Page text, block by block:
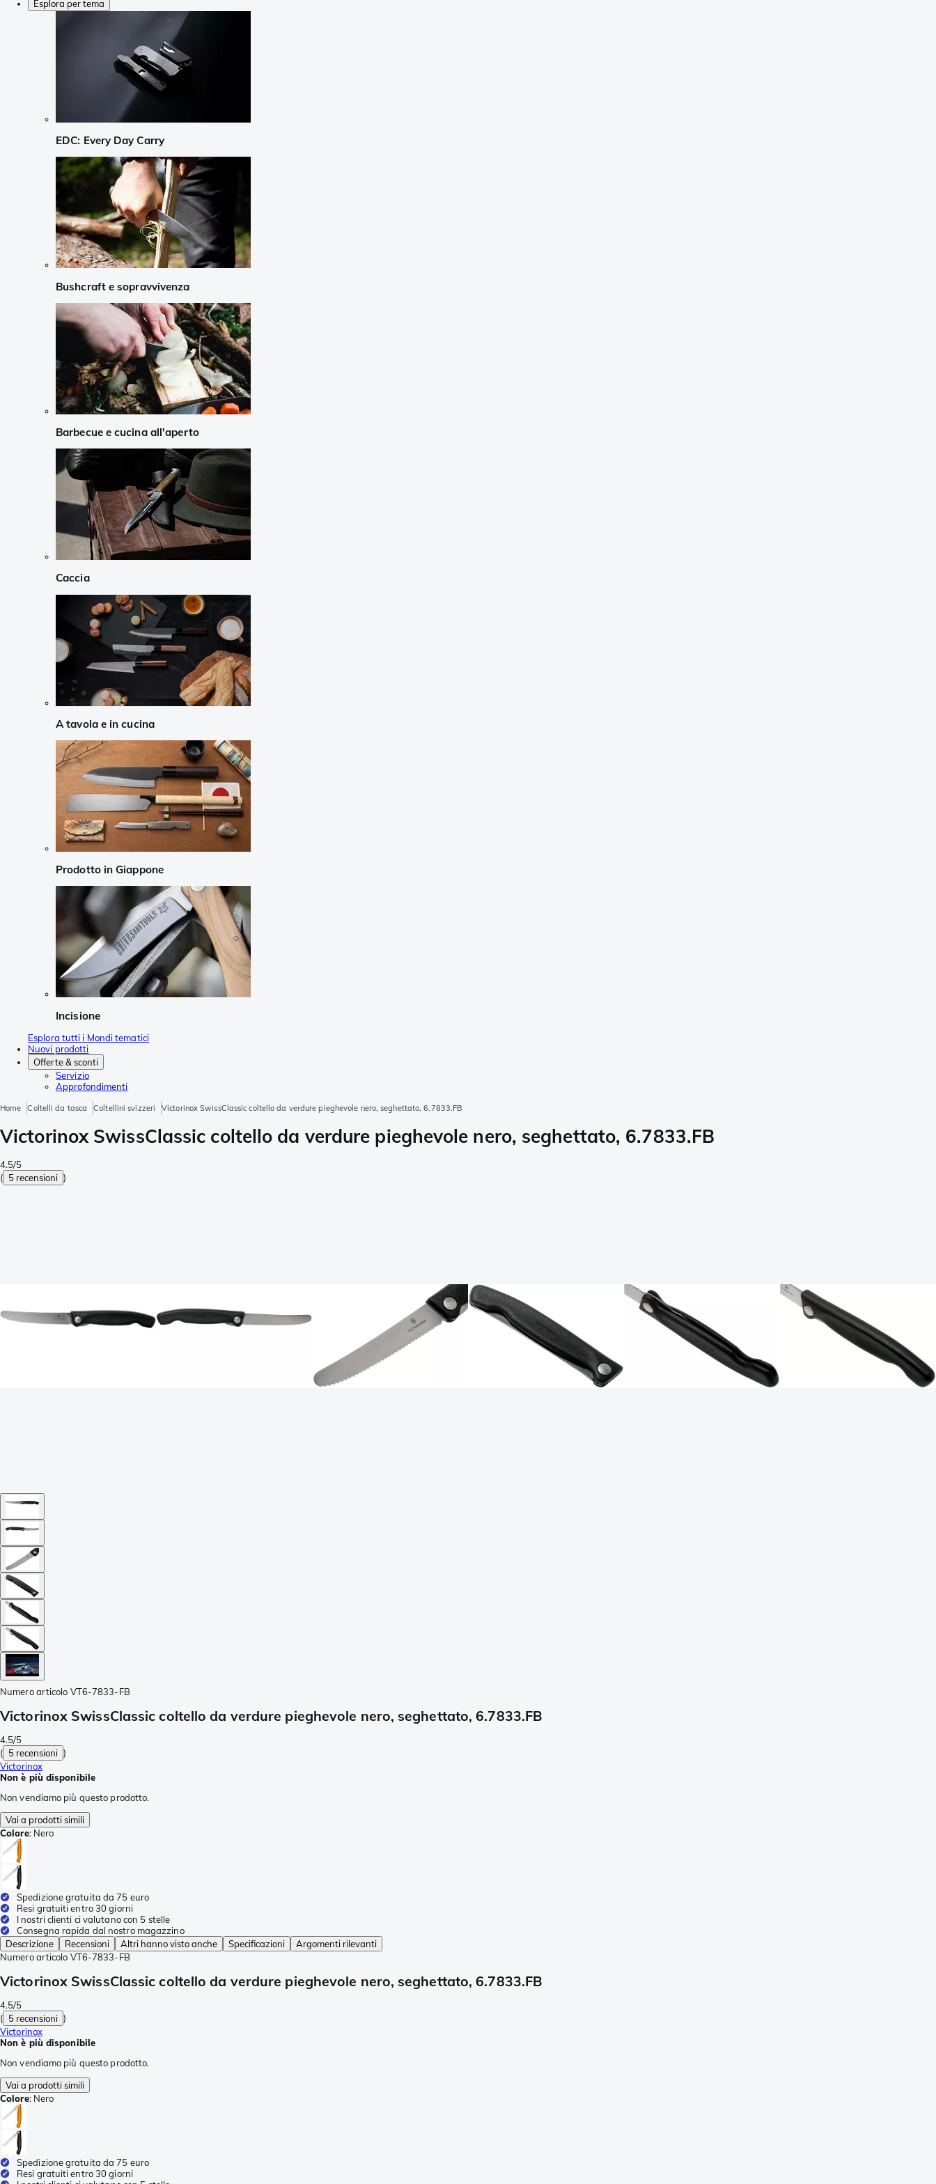
Esplora per tema
EDC: Every Day Carry
Bushcraft e sopravvivenza
Barbecue e cucina all'aperto
Caccia
A tavola e in cucina
Prodotto in Giappone
Incisione
Esplora tutti i Mondi tematici
Nuovi prodotti
Offerte & sconti
Servizio
Approfondimenti
Home Coltelli da tasca Coltellini svizzeri Victorinox SwissClassic coltello da verdure pieghevole nero, seghettato, 6.7833.FB
Victorinox SwissClassic coltello da verdure pieghevole nero, seghettato, 6.7833.FB
4.5/5
( 5 recensioni )
Numero articolo VT6-7833-FB
Victorinox SwissClassic coltello da verdure pieghevole nero, seghettato, 6.7833.FB
4.5/5
( 5 recensioni )
Victorinox
Non è più disponibile
Non vendiamo più questo prodotto.
Vai a prodotti simili
Colore: Nero
Spedizione gratuita da 75 euro
Resi gratuiti entro 30 giorni
I nostri clienti ci valutano con 5 stelle
Consegna rapida dal nostro magazzino
Descrizione
Recensioni Altri hanno visto anche Specificazioni
Argomenti rilevanti
Numero articolo VT6-7833-FB
Victorinox SwissClassic coltello da verdure pieghevole nero, seghettato, 6.7833.FB
4.5/5
( 5 recensioni )
Victorinox
Non è più disponibile
Non vendiamo più questo prodotto.
Vai a prodotti simili
Colore: Nero
Spedizione gratuita da 75 euro
Resi gratuiti entro 30 giorni